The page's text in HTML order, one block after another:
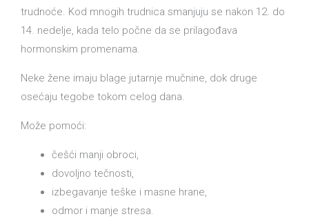
trudnoće. Kod mnogih trudnica smanjuju se nakon 12. do
14. nedelje, kada telo počne da se prilagođava
hormonskim promenama.
Neke žene imaju blage jutarnje mučnine, dok druge
osećaju tegobe tokom celog dana.
Može pomoći:
češći manji obroci,
dovoljno tečnosti,
izbegavanje teške i masne hrane,
odmor i manje stresa.